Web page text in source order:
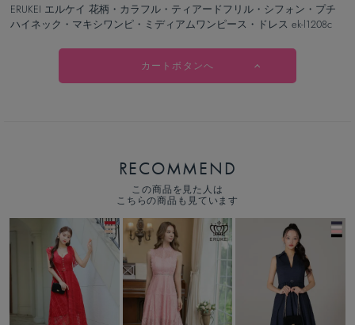
ERUKEI エルケイ 花柄・カラフル・ティアードフリル・シフォン・プチ
ハイネック・マキシワンピ・ミディアムワンピース・ドレス ek-l1208c
カートボタンへ
RECOMMEND
この商品を見た人は
こちらの商品も見ています